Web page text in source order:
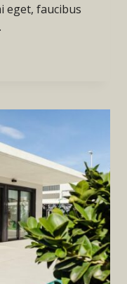
eget, faucibus